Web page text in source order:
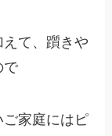
て、躓きや
で
家庭にはピ